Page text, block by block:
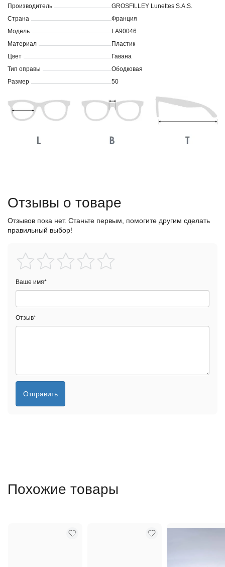
Производитель
GROSFILLEY Lunettes S.A.S.
Страна
Франция
Модель
LA90046
Материал
Пластик
Цвет
Гавана
Тип оправы
Ободковая
Размер
50
Отзывы о товаре
Отзывов пока нет. Станьте первым, помогите другим сделать
правильный выбор!
Ваше имя*
Отзыв*
Отправить
Похожие товары